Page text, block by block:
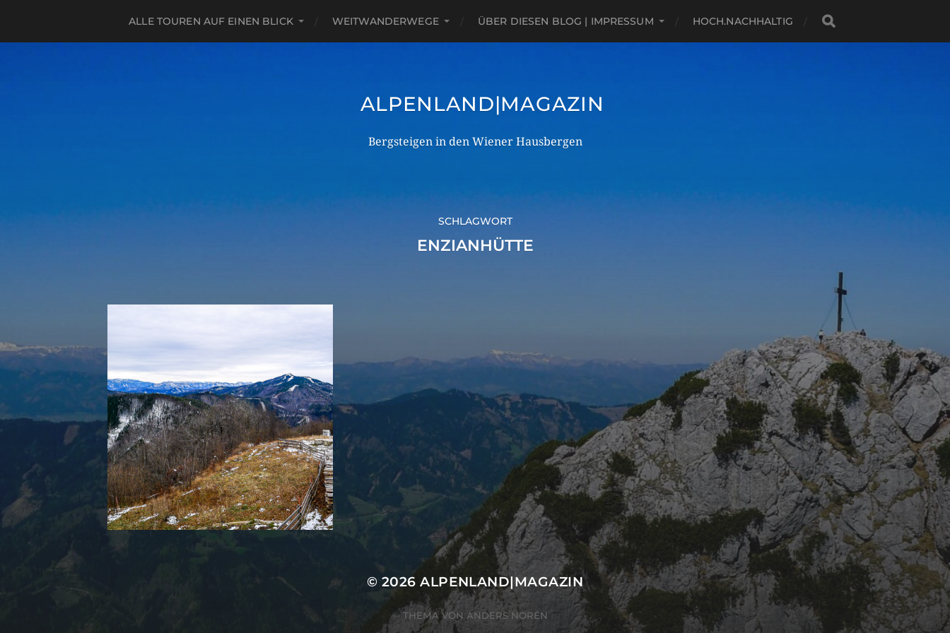
ALLE TOUREN AUF EINEN BLICK WEITWANDERWEGE ÜBER DIESEN BLOG | IMPRESSUM HOCH.NACHHALTIG
ALPENLAND|MAGAZIN
Bergsteigen in den Wiener Hausbergen
SCHLAGWORT
ENZIANHÜTTE
© 2026ALPENLAND|MAGAZIN
THEMA VON ANDERS NORÉN